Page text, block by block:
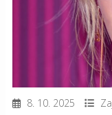
8. 10. 2025